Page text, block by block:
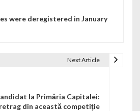
were deregistered in January
Next Article
la Primăria Capitalei:
din această competiţie